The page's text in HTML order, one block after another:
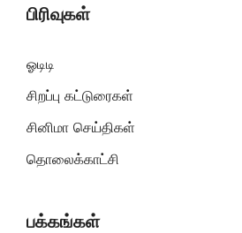
பிரிவுகள்
ஓடிடி
சிறப்பு கட்டுரைகள்
சினிமா செய்திகள்
தொலைக்காட்சி
பக்கங்கள்